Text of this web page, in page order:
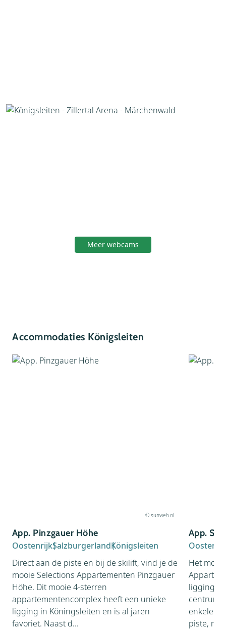
Meer webcams
Accommodaties Königsleiten
© sunweb.nl
App. Pinzgauer Höhe
OostenrijkSalzburgerlandKönigsleiten
Direct aan de piste en bij de skilift, vind je de
mooie Selections Appartementen Pinzgauer
Höhe. Dit mooie 4-sterren
appartementencomplex heeft een unieke
ligging in Köningsleiten en is al jaren
favoriet. Naast d...
App.
Het
ligging.
centrum
enkele
piste,